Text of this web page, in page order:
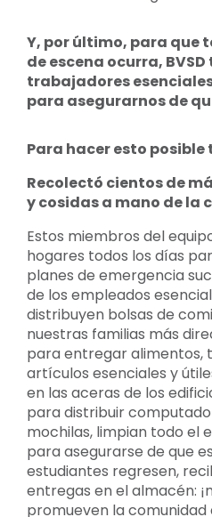
Y, por último, para que
de escena ocurra,
trabajadores
para asegurarnos de
Para hacer esto posible
Recolectó cientos de
y cosidas a mano de la
Estos miembros del
hogares todos los días
planes de emergencia
de los empleados
distribuyen bolsas de
nuestras familias más
para entregar alimentos,
artículos esenciales y
en las aceras de los
para distribuir
mochilas, limpian todo el
para asegurarse de que
estudiantes regresen,
entregas en el almacén:
promueven la comunidad